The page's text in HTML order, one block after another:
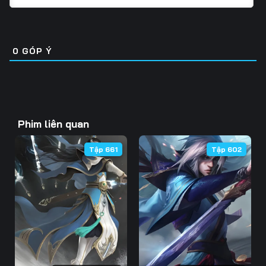
Tập 49
Tập 58
Tập 61 Tập 62 Tập 63
Tập 64 Tập 65 Tập 66
Tập 67 Tập 68 Tập 69
Tập 70 Tập 71 Tập 72
Tập 73 Tập 74 Tập 75
Tập 31 Tập 32 Tập 33
Tập 37 Tập 38 Tập 39
Tập 46 Tập 47 Tập 48
Tập 49 Tập 50 Tập 51
Tập 52 Tập 53 Tập 54
Tập 56 Tập 57
Tập 58 Tập 59 Tập 60
0 GÓP Ý
Phim liên quan
Tập 661 Tập 602